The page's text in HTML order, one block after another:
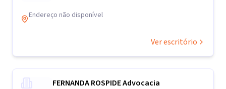
Endereço não disponível
Ver escritório
FERNANDA ROSPIDE Advocacia